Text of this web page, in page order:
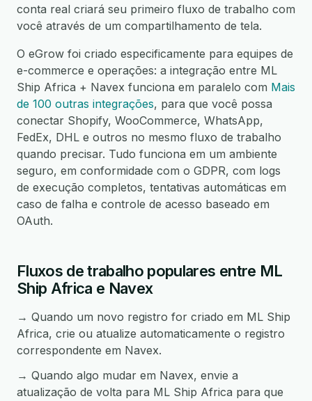
conta real criará seu primeiro fluxo de trabalho com
você através de um compartilhamento de tela.
O eGrow foi criado especificamente para equipes de
e-commerce e operações: a integração entre ML
Ship Africa + Navex funciona em paralelo com Mais
de 100 outras integrações, para que você possa
conectar Shopify, WooCommerce, WhatsApp,
FedEx, DHL e outros no mesmo fluxo de trabalho
quando precisar. Tudo funciona em um ambiente
seguro, em conformidade com o GDPR, com logs
de execução completos, tentativas automáticas em
caso de falha e controle de acesso baseado em
OAuth.
Fluxos de trabalho populares entre ML
Ship Africa e Navex
→ Quando um novo registro for criado em ML Ship
Africa, crie ou atualize automaticamente o registro
correspondente em Navex.
→ Quando algo mudar em Navex, envie a
atualização de volta para ML Ship Africa para que